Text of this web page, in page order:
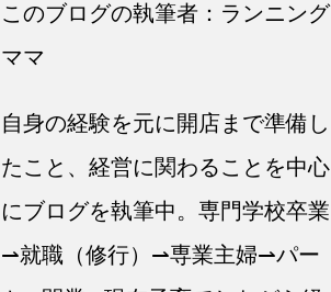
このブログの執筆者：ランニング
ママ
自身の経験を元に開店まで準備し
たこと、経営に関わることを中心
にブログを執筆中。専門学校卒業
⇀就職（修行）⇀専業主婦⇀パー